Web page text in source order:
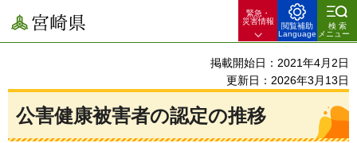
宮崎県
緊急・
災害情報
閲覧補助
Language
検索
メニュー
掲載開始日：2021年4月2日
更新日：2026年3月13日
公害健康被害者の認定の推移